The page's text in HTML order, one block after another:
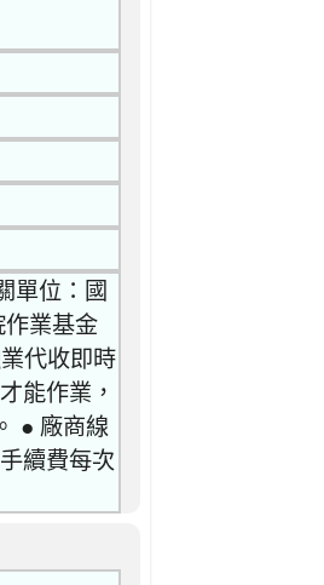
單位：國
業基金
代收即時
能作業，
● 廠商線
續費每次